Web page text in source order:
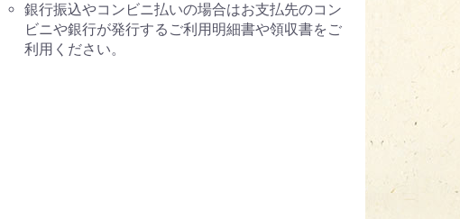
銀行振込やコンビニ払いの場合はお支払先のコン
ビニや銀行が発行するご利用明細書や領収書をご
利用ください。